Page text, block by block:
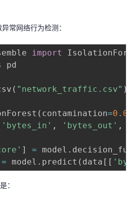
常网络行为检测：
import
pd
( "network_traffic.csv" )
( contamination=0.01
'bytes_in' , 'bytes_out' ,
] = model .
= model . predict ( data [ [
：